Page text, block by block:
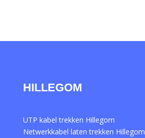
HILLEGOM
UTP kabel trekken Hillegom
Netwerkkabel laten trekken Hillegom